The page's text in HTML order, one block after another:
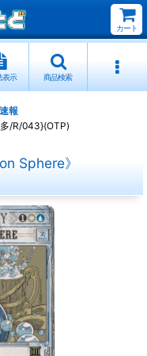
カート
表示 商品検索
速報
/R/043}(OTP)
Sphere》